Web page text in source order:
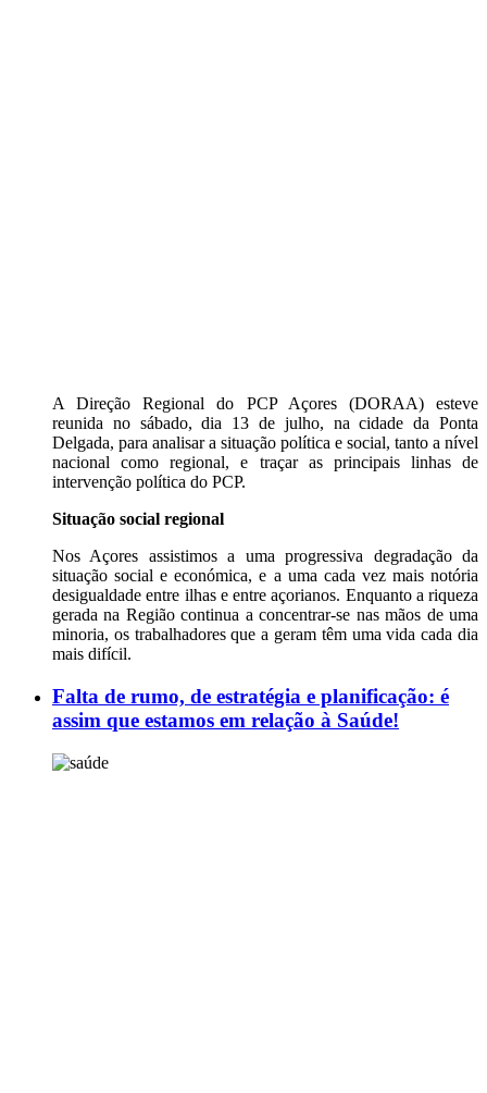
A Direção Regional do PCP Açores (DORAA) esteve
reunida no sábado, dia 13 de julho, na cidade da Ponta
Delgada, para analisar a situação política e social, tanto a nível
nacional como regional, e traçar as principais linhas de
intervenção política do PCP.
Situação social regional
Nos Açores assistimos a uma progressiva degradação da
situação social e económica, e a uma cada vez mais notória
desigualdade entre ilhas e entre açorianos. Enquanto a riqueza
gerada na Região continua a concentrar-se nas mãos de uma
minoria, os trabalhadores que a geram têm uma vida cada dia
mais difícil.
Falta de rumo, de estratégia e planificação: é
assim que estamos em relação à Saúde!